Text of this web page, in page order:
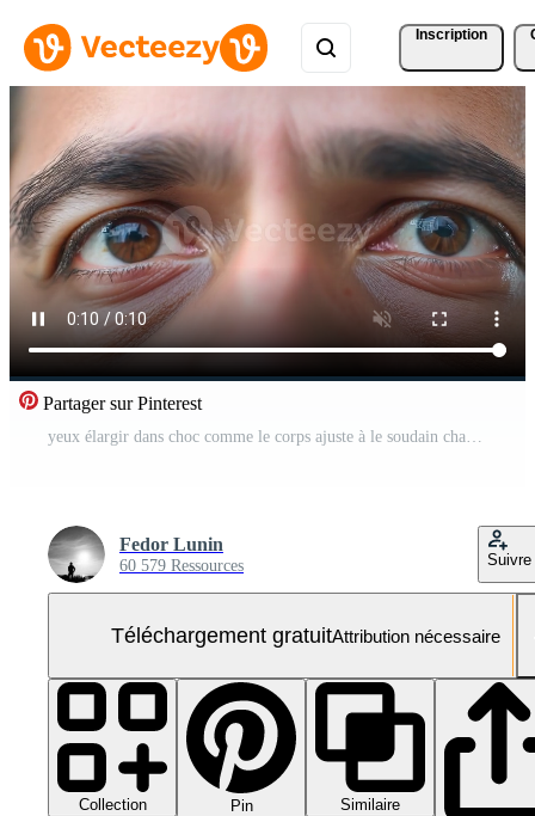
Inscription
Partager sur Pinterest
yeux élargir dans choc comme le corps ajuste à le soudain changement dans température.. Vidéo Gratuite
Fedor Lunin
60 579 Ressources Suivre
Téléchargement gratuitAttribution nécessaire
Collection Pin
Similaire